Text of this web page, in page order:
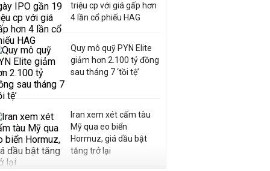
triệu cp với giá gấp hơn
4 lần cổ phiếu HAG
Quy mô quỹ PYN Elite
giảm hơn 2.100 tỷ đồng
sau tháng 7 ‘tồi tệ’
Iran xem xét cấm tàu
Mỹ qua eo biển
Hormuz, giá dầu bật
tăng trở lại